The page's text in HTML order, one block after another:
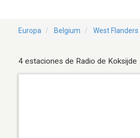
Europa Belgium West Flanders
4 estaciones de Radio de Koksijde